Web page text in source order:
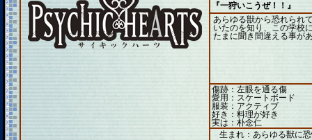
『一狩いこうぜ！！』
あらゆる獣から恐れられ
いたのを知り、この学校
たまに聞き間違える事が
傷跡：左眼を通る傷
愛用：スケートボード
服装：アクティブ
好き：料理が好き
実は：朴念仁
生まれ：あらゆる獣に